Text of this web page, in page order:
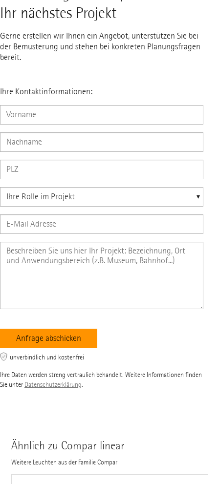
Ihr nächstes Projekt
Gerne erstellen wir Ihnen ein Angebot, unterstützen Sie bei
der Bemusterung und stehen bei konkreten Planungsfragen
bereit.
Ihre Kontaktinformationen:
unverbindlich und kostenfrei
Ihre Daten werden streng vertraulich behandelt. Weitere Informationen finden
Sie unter Datenschutzerklärung.
Ähnlich zu Compar linear
Weitere Leuchten aus der Familie Compar